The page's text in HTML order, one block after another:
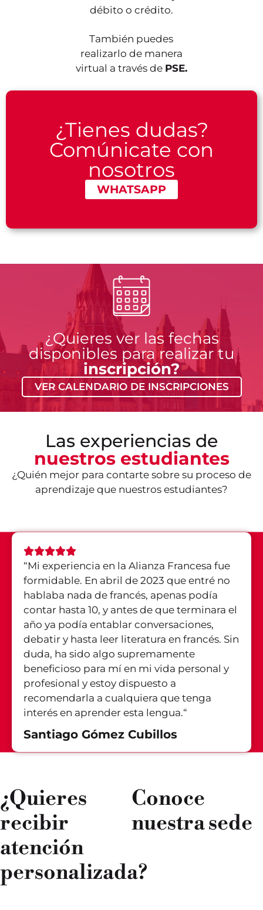
débito o crédito.
También puedes
realizarlo de manera
virtual a través de PSE.
¿Tienes dudas?
Comúnicate con
nosotros
WHATSAPP
¿Quieres ver las fechas
disponibles para realizar tu
inscripción?
VER CALENDARIO DE INSCRIPCIONES
Las experiencias de
nuestros estudiantes
¿Quién mejor para contarte sobre su proceso de
aprendizaje que nuestros estudiantes?
“Mi experiencia en la Alianza Francesa fue
formidable. En abril de 2023 que entré no
hablaba nada de francés, apenas podía
contar hasta 10, y antes de que terminara el
año ya podía entablar conversaciones,
debatir y hasta leer literatura en francés. Sin
duda, ha sido algo supremamente
beneficioso para mí en mi vida personal y
profesional y estoy dispuesto a
recomendarla a cualquiera que tenga
interés en aprender esta lengua.“
Santiago Gómez Cubillos
¿Quieres
recibir
atención
personalizada?
Conoce
nuestra sede